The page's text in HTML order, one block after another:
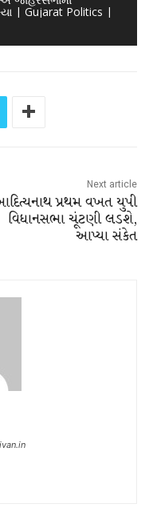
| Gujarat Politics |
Next article
પ્રથમ વખત યુપી
વિધાનસભા ચૂંટણી લડશે,
આપ્યા સંકેત